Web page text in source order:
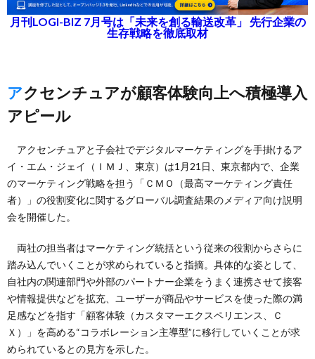
月刊LOGI-BIZ 7月号は「未来を創る輸送改革」 先行企業の
生存戦略を徹底取材
アクセンチュアが顧客体験向上へ積極導入
アピール
アクセンチュアと子会社でデジタルマーケティングを手掛けるア
イ・エム・ジェイ（ＩＭＪ、東京）は1月21日、東京都内で、企業
のマーケティング戦略を担う「ＣＭＯ（最高マーケティング責任
者）」の役割変化に関するグローバル調査結果のメディア向け説明
会を開催した。
両社の担当者はマーケティング統括という従来の役割からさらに
踏み込んでいくことが求められていると指摘。具体的な姿として、
自社内の関連部門や外部のパートナー企業をうまく連携させて接客
や情報提供などを拡充、ユーザーが商品やサービスを使った際の満
足感などを指す「顧客体験（カスタマーエクスペリエンス、Ｃ
Ｘ）」を高める“コラボレーション主導型”に移行していくことが求
められているとの見方を示した。